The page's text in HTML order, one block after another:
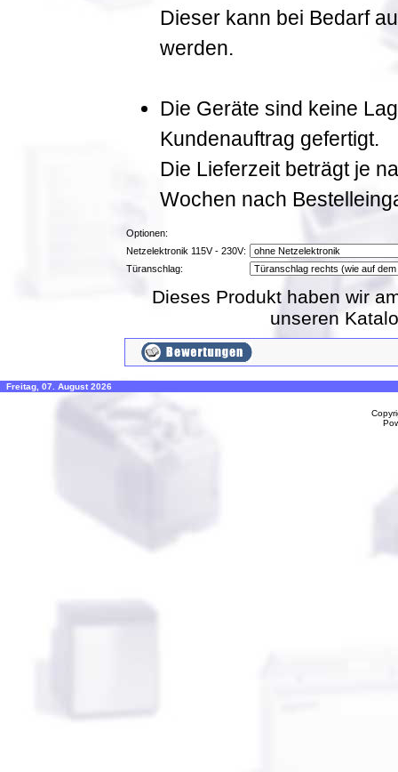
Dieser kann bei Bedarf
werden.
Die Geräte sind keine
Kundenauftrag gefertigt.
Die Lieferzeit beträgt je
Wochen nach
Optionen:
Netzelektronik 115V - 230V:
Türanschlag:
Dieses Produkt haben wir
unseren
Freitag, 07. August 2026